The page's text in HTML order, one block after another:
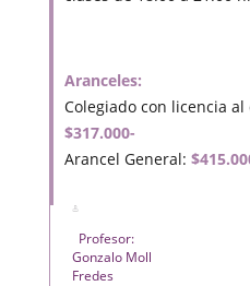
Aranceles:
Colegiado con licencia al
$317.000-
Arancel General:
Profesor:
Gonzalo Moll
Fredes